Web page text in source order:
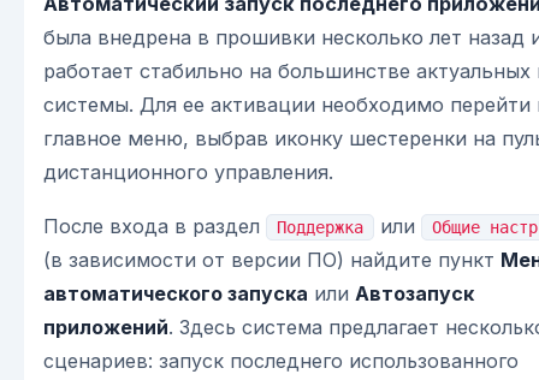
была внедрена в прошивки несколько лет назад
работает стабильно на большинстве актуальных
системы. Для ее активации необходимо перейти
главное меню, выбрав иконку шестеренки на
дистанционного управления.
После входа в раздел Поддержка или Общие
(в зависимости от версии ПО) найдите пункт
автоматического запуска или Автозапуск
приложений. Здесь система предлагает
сценариев: запуск последнего использованного